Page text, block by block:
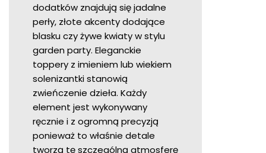
dodatków znajdują się jadalne
perły, złote akcenty dodające
blasku czy żywe kwiaty w stylu
garden party. Eleganckie
toppery z imieniem lub wiekiem
solenizantki stanowią
zwieńczenie dzieła. Każdy
element jest wykonywany
ręcznie i z ogromną precyzją
ponieważ to właśnie detale
tworzą tę szczególną atmosferę